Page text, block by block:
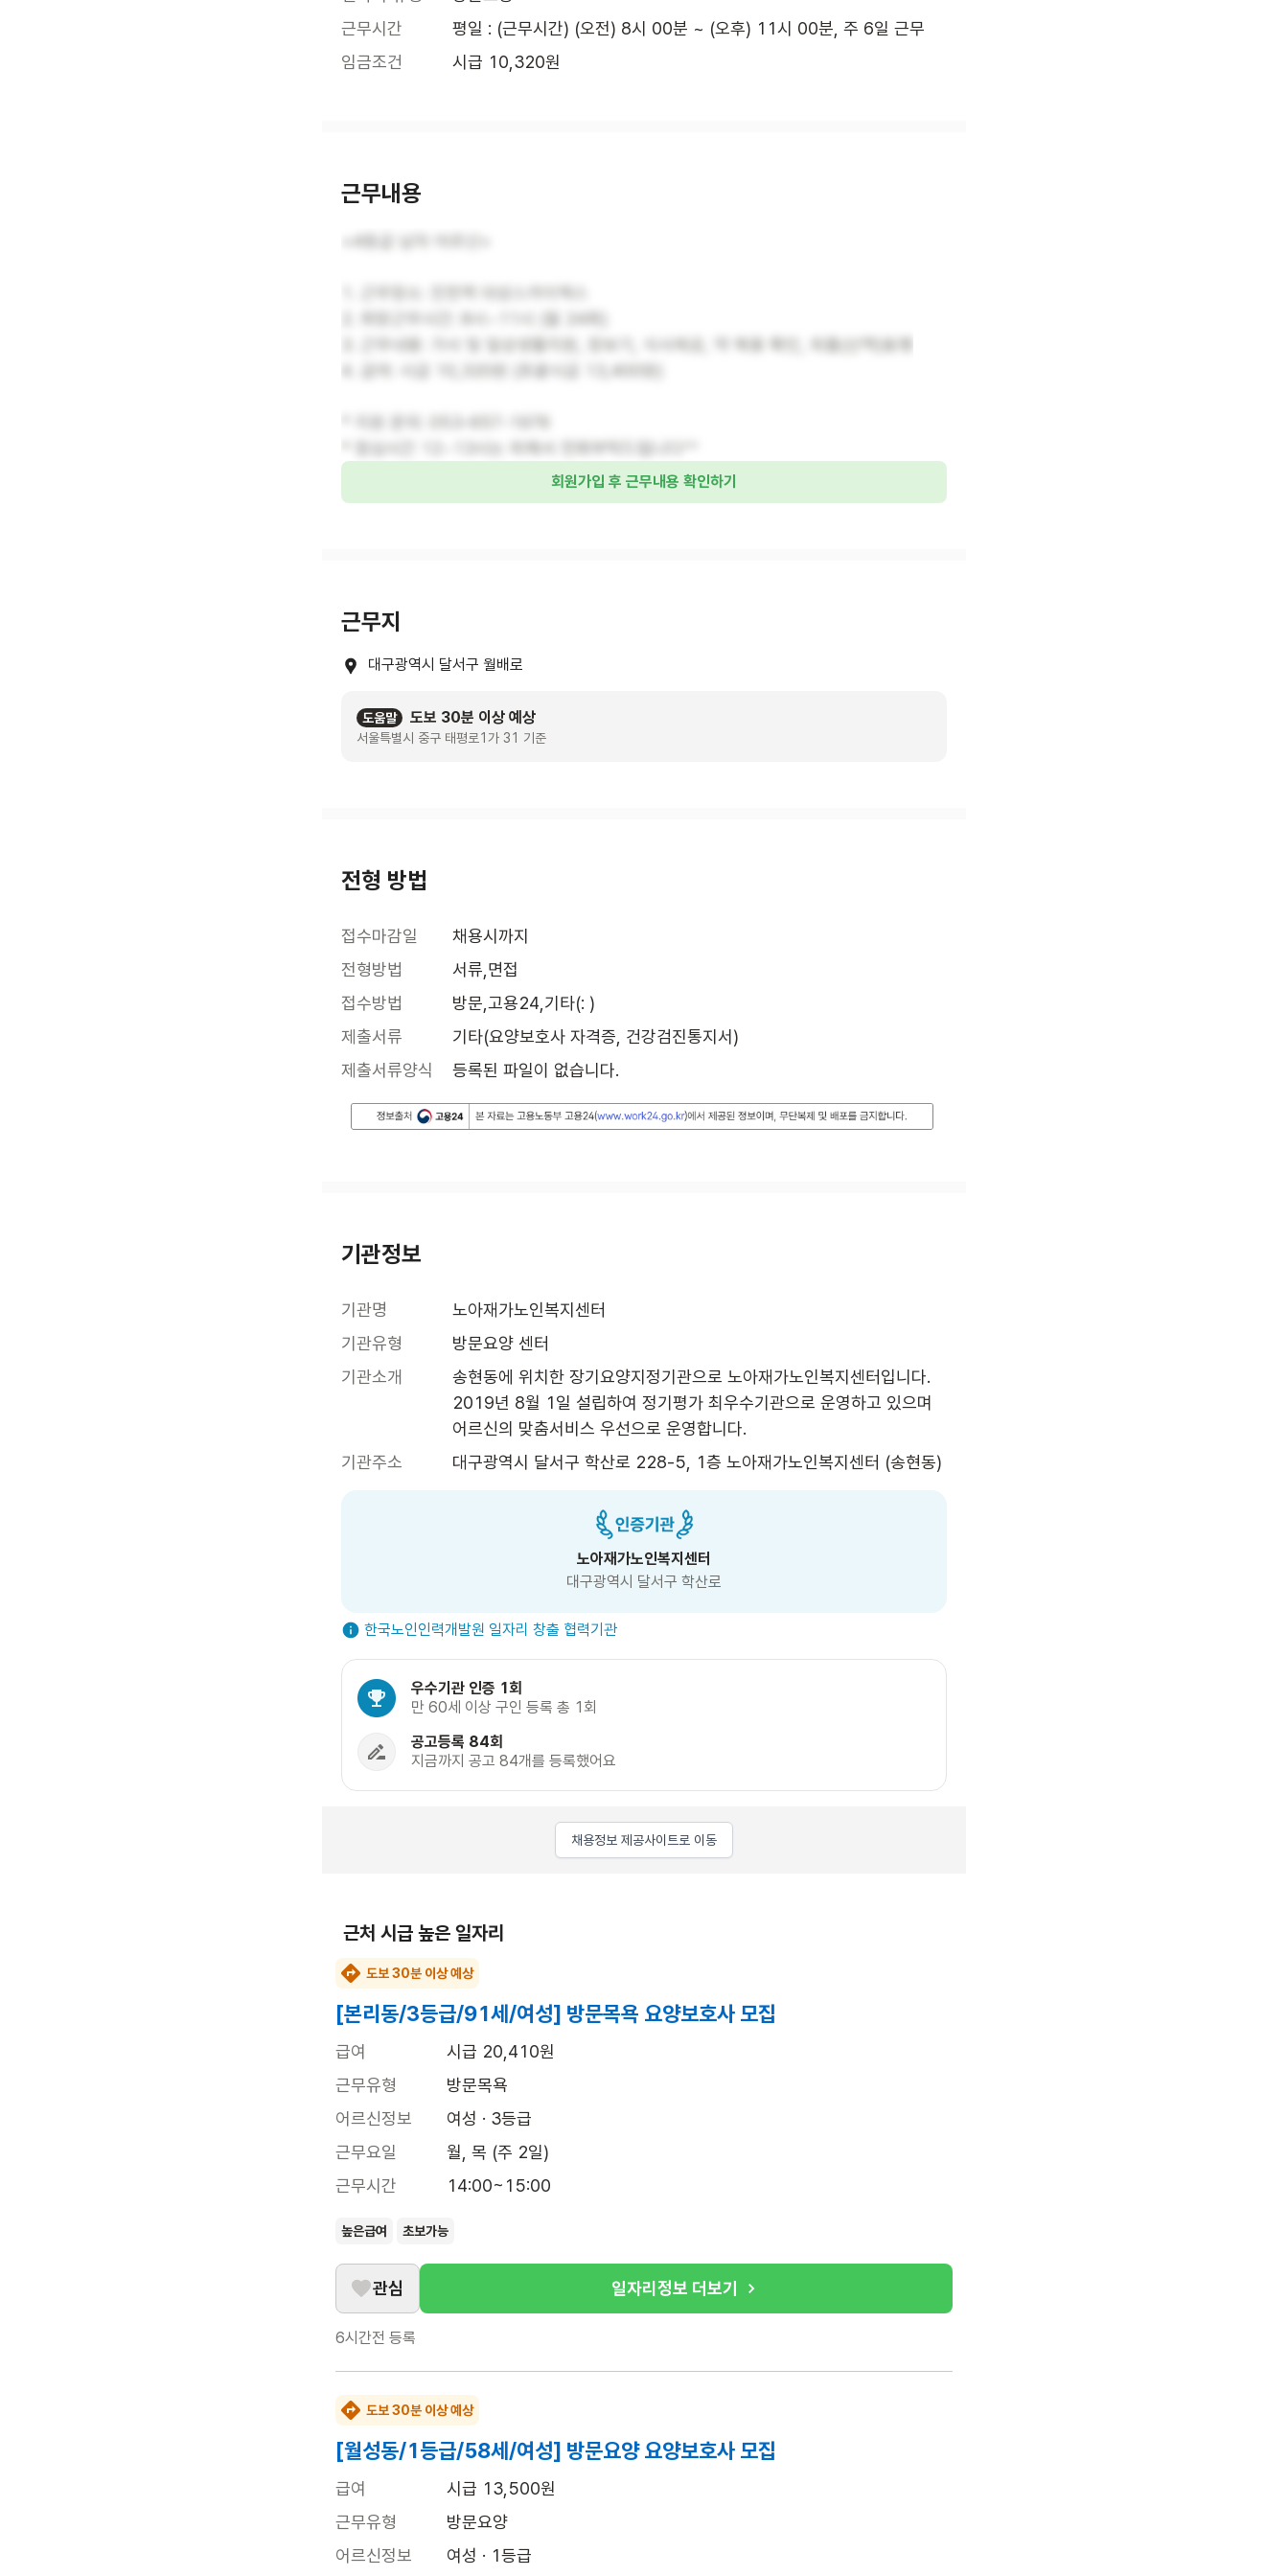
근무시간
평일 : (근무시간) (오전) 8시 00분 ~ (오후) 11시 00분, 주 6일 근무
임금조건
시급 10,320원
근무내용
회원가입 후 근무내용 확인하기
근무지
대구광역시 달서구 월배로
도움말 도보 30분 이상 예상
서울특별시 중구 태평로1가 31 기준
전형 방법
접수마감일
채용시까지
전형방법
서류,면접
접수방법
방문,고용24,기타(: )
제출서류
기타(요양보호사 자격증, 건강검진통지서)
제출서류양식
등록된 파일이 없습니다.
기관정보
기관명
노아재가노인복지센터
기관유형
방문요양 센터
기관소개
송현동에 위치한 장기요양지정기관으로 노아재가노인복지센터입니다.
2019년 8월 1일 설립하여 정기평가 최우수기관으로 운영하고 있으며
어르신의 맞춤서비스 우선으로 운영합니다.
기관주소
대구광역시 달서구 학산로 228-5, 1층 노아재가노인복지센터 (송현동)
노아재가노인복지센터
대구광역시 달서구 학산로
한국노인인력개발원 일자리 창출 협력기관
우수기관 인증 1회
만 60세 이상 구인 등록 총 1회
공고등록 84회
지금까지 공고 84개를 등록했어요
채용정보 제공사이트로 이동
근처 시급 높은 일자리
도보 30분 이상 예상
[본리동/3등급/91세/여성] 방문목욕 요양보호사 모집
급여
시급 20,410원
근무유형
방문목욕
어르신정보
여성 · 3등급
근무요일
월, 목 (주 2일)
근무시간
14:00~15:00
높은급여 초보가능
관심 일자리정보 더보기
6시간전 등록
도보 30분 이상 예상
[월성동/1등급/58세/여성] 방문요양 요양보호사 모집
급여
시급 13,500원
근무유형
방문요양
어르신정보
여성 · 1등급